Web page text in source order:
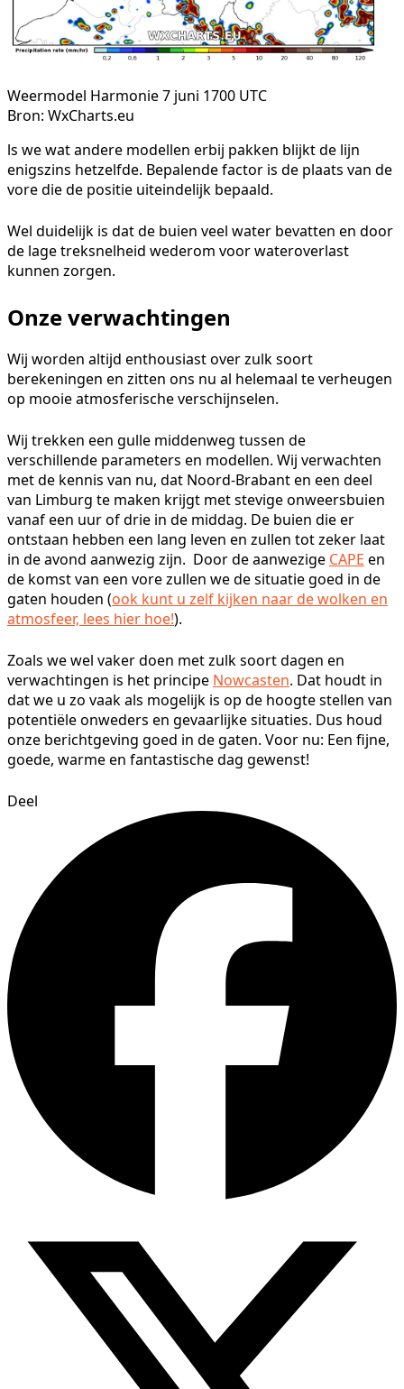
Weermodel Harmonie 7 juni 1700 UTC
Bron: WxCharts.eu
ls we wat andere modellen erbij pakken blijkt de lijn
enigszins hetzelfde. Bepalende factor is de plaats van de
vore die de positie uiteindelijk bepaald.
Wel duidelijk is dat de buien veel water bevatten en door
de lage treksnelheid wederom voor wateroverlast
kunnen zorgen.
Onze verwachtingen
Wij worden altijd enthousiast over zulk soort
berekeningen en zitten ons nu al helemaal te verheugen
op mooie atmosferische verschijnselen.
Wij trekken een gulle middenweg tussen de
verschillende parameters en modellen. Wij verwachten
met de kennis van nu, dat Noord-Brabant en een deel
van Limburg te maken krijgt met stevige onweersbuien
vanaf een uur of drie in de middag. De buien die er
ontstaan hebben een lang leven en zullen tot zeker laat
in de avond aanwezig zijn. Door de aanwezige CAPE en
de komst van een vore zullen we de situatie goed in de
gaten houden (ook kunt u zelf kijken naar de wolken en
atmosfeer, lees hier hoe!).
Zoals we wel vaker doen met zulk soort dagen en
verwachtingen is het principe Nowcasten. Dat houdt in
dat we u zo vaak als mogelijk is op de hoogte stellen van
potentiële onweders en gevaarlijke situaties. Dus houd
onze berichtgeving goed in de gaten. Voor nu: Een fijne,
goede, warme en fantastische dag gewenst!
Deel